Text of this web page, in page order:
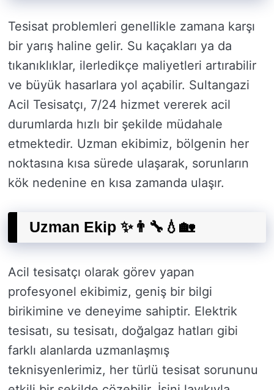
Tesisat problemleri genellikle zamana karşı
bir yarış haline gelir. Su kaçakları ya da
tıkanıklıklar, ilerledikçe maliyetleri artırabilir
ve büyük hasarlara yol açabilir. Sultangazi
Acil Tesisatçı, 7/24 hizmet vererek acil
durumlarda hızlı bir şekilde müdahale
etmektedir. Uzman ekibimiz, bölgenin her
noktasına kısa sürede ulaşarak, sorunların
kök nedenine en kısa zamanda ulaşır.
Uzman Ekip ✨👨‍🔧💧🏡
Acil tesisatçı olarak görev yapan
profesyonel ekibimiz, geniş bir bilgi
birikimine ve deneyime sahiptir. Elektrik
tesisatı, su tesisatı, doğalgaz hatları gibi
farklı alanlarda uzmanlaşmış
teknisyenlerimiz, her türlü tesisat sorununu